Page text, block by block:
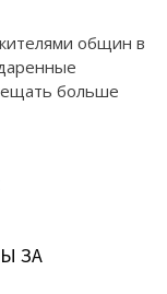
общин в
больше
ЗА